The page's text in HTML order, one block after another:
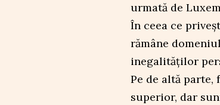
urmată de
În ceea ce
rămâne
inegalităților
Pe de altă parte,
superior, dar